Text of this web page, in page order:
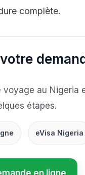
complète.
voyage au Nigeria
étapes.
eVisa Nigeria
en ligne